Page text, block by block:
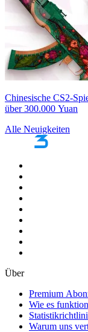
Chinesische CS2-
über 300.000 Yuan
Alle Neuigkeiten
Über
Premium
Wie es
Warum uns